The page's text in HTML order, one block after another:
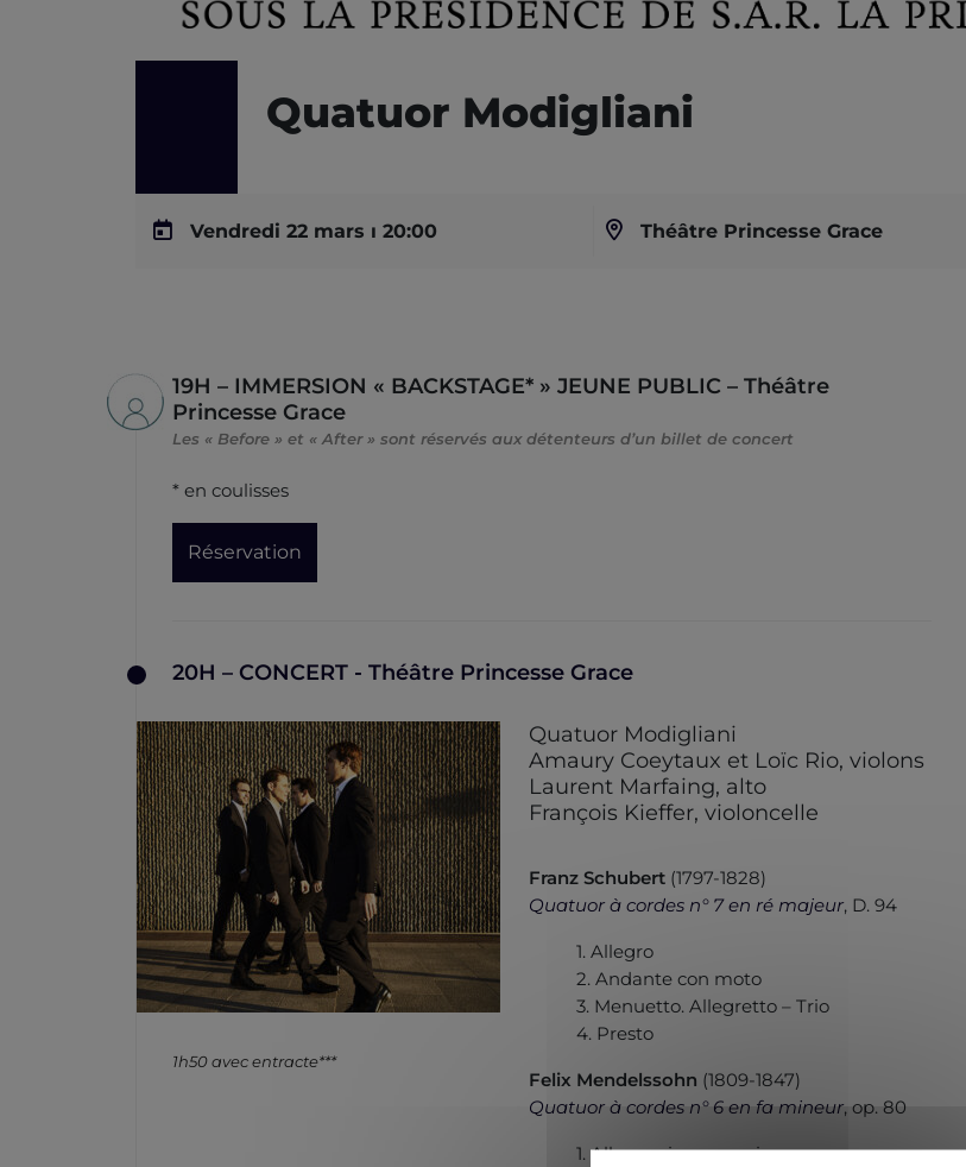
Quatuor Modigliani
Vendredi 22 mars ı 20:00 Théâtre Princesse Grace
19H – IMMERSION « BACKSTAGE* » JEUNE PUBLIC – Théâtre
Princesse Grace
Les « Before » et « After » sont réservés aux détenteurs d’un billet de concert
* en coulisses
Réservation
20H – CONCERT - Théâtre Princesse Grace
1h50 avec entracte***
Quatuor Modigliani
Amaury Coeytaux et Loïc Rio, violons
Laurent Marfaing, alto
François Kieffer, violoncelle
Franz Schubert (1797-1828)
Quatuor à cordes n° 7 en ré majeur, D. 94
1. Allegro
2. Andante con moto
3. Menuetto. Allegretto – Trio
4. Presto
Felix Mendelssohn (1809-1847)
Quatuor à cordes n° 6 en fa mineur, op. 80
1. Allegro vivace assai